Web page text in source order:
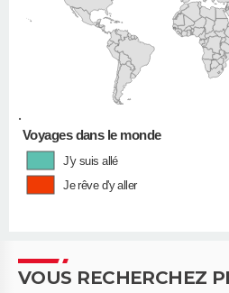
•
Voyages dans le monde
J'y suis allé
Je rêve d'y aller
VOUS RECHERCHEZ